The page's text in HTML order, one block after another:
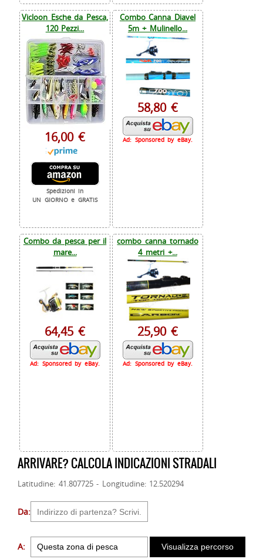
Vicloon Esche da Pesca,
120 Pezzi...
16,00 €
Spedizioni in
UN GIORNO e GRATIS
Combo Canna Diavel
5m + Mulinello...
58,80 €
Ad: Sponsored by eBay.
Combo da pesca per il
mare...
64,45 €
Ad: Sponsored by eBay.
combo canna tornado
4 metri +...
25,90 €
Ad: Sponsored by eBay.
ARRIVARE? CALCOLA INDICAZIONI STRADALI
Latitudine: 41.807725 - Longitudine: 12.520294
Da:
A: